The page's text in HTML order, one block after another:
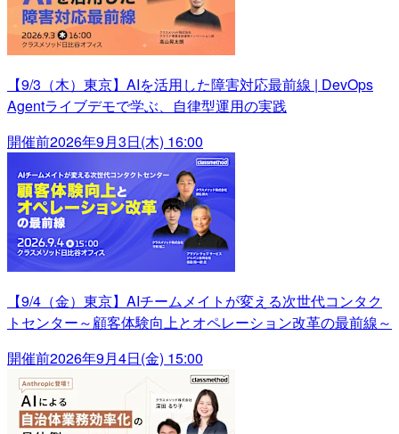
【9/3（木）東京】AIを活用した障害対応最前線 | DevOps
Agentライブデモで学ぶ、自律型運用の実践
開催前2026年9月3日(木) 16:00
【9/4（金）東京】AIチームメイトが変える次世代コンタク
トセンター～顧客体験向上とオペレーション改革の最前線～
開催前2026年9月4日(金) 15:00